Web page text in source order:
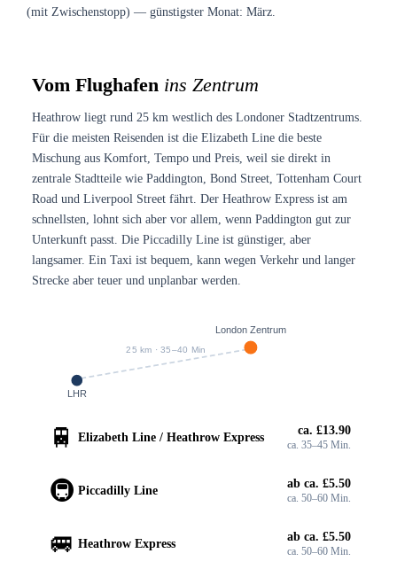
(mit Zwischenstopp) — günstigster Monat: März.
Vom Flughafen ins Zentrum
Heathrow liegt rund 25 km westlich des Londoner Stadtzentrums.
Für die meisten Reisenden ist die Elizabeth Line die beste
Mischung aus Komfort, Tempo und Preis, weil sie direkt in
zentrale Stadtteile wie Paddington, Bond Street, Tottenham Court
Road und Liverpool Street fährt. Der Heathrow Express ist am
schnellsten, lohnt sich aber vor allem, wenn Paddington gut zur
Unterkunft passt. Die Piccadilly Line ist günstiger, aber
langsamer. Ein Taxi ist bequem, kann wegen Verkehr und langer
Strecke aber teuer und unplanbar werden.
25 km · 35–40 Min
LHR
London Zentrum
🚆 Elizabeth Line / Heathrow Express
ca. £13.90
ca. 35–45 Min.
🚇 Piccadilly Line
ab ca. £5.50
ca. 50–60 Min.
🚐 Heathrow Express
ab ca. £5.50
ca. 50–60 Min.